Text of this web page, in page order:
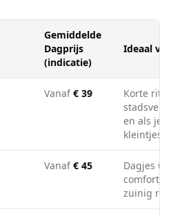
Gemiddelde
Dagprijs
(indicatie)
Ideaal
Vanaf€ 39
Korte
en als je
kleintjes
Vanaf€ 45
Dagjes
zuinig